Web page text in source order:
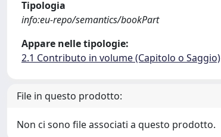
Tipologia
info:eu-repo/semantics/bookPart
Appare nelle tipologie:
2.1 Contributo in volume (Capitolo o Saggio)
File in questo prodotto:
Non ci sono file associati a questo prodotto.